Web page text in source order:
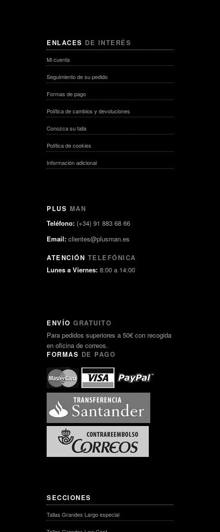
ENLACES DE INTERÉS
Mi cuenta
Seguimiento de su pedido
Formas de pago
Política de cambios y devoluciones
Conozca su talla
Política de cookies
Información adicional
PLUS MAN
Teléfono: (+34) 91 883 68 66
Email: clientes@plusman.es
ATENCIÓN TELEFÓNICA
Lunes a Viernes: 8:00 a 14:00
ENVÍO GRATUITO
Para pedidos superiores a 50€ con recogida
en oficina de correos.
FORMAS DE PAGO
SECCIONES
Tallas Grandes Largo especial